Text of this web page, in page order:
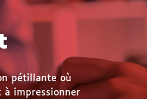
pétillante où
à impressionner